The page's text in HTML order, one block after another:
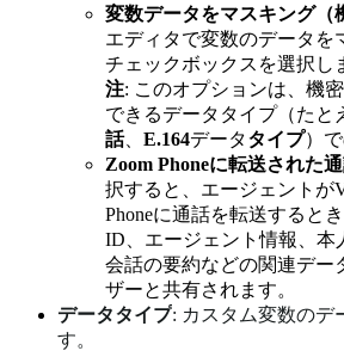
変数データをマスキング（
エディタで変数のデータを
チェックボックスを選択し
注: このオプションは、機
できるデータタイプ（たと
話、 E.164データタイプ）
Zoom Phoneに転送された
択すると、エージェントが
Phoneに通話を転送すると
ID、エージェント情報、本
会話の要約などの関連デー
ザーと共有されます。
データタイプ: カスタム変数のデ
す。